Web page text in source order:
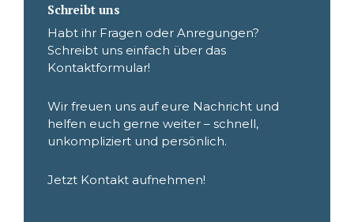
Schreibt uns
Habt ihr Fragen oder Anregungen?
Schreibt uns einfach über das
Kontaktformular!
Wir freuen uns auf eure Nachricht und
helfen euch gerne weiter – schnell,
unkompliziert und persönlich.
Jetzt Kontakt aufnehmen!